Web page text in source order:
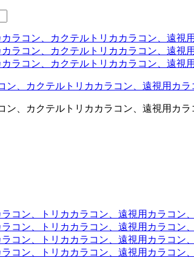
ラコン、カクテルトリカカラコン、遠
ラコン、カクテルトリカカラコン、遠視
ラコン、カクテルトリカカラコン、遠
ン、カクテルトリカカラコン、遠視用カ
ン、カクテルトリカカラコン、遠視用カ
コン、トリカカラコン、遠視用カラコン
コン、トリカカラコン、遠視用カラコン
コン、トリカカラコン、遠視用カラコン
コン、トリカカラコン、遠視用カラコン